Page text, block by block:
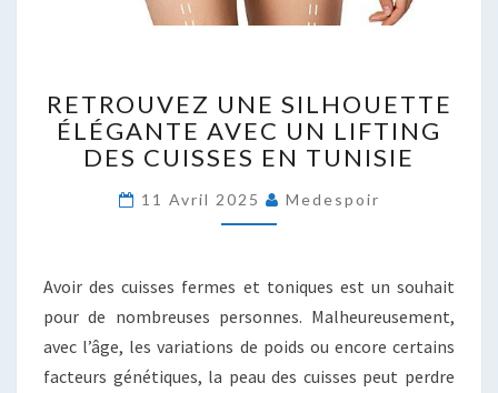
UNE
SILHOUETTE
ÉLÉGANTE
UN
LIFTING
EN
TUNISIE
RETROUVEZ UNE SILHOUETTE
ÉLÉGANTE AVEC UN LIFTING
DES CUISSES EN TUNISIE
11 Avril 2025 Medespoir
Avoir des cuisses fermes et toniques est un souhait
pour de nombreuses personnes. Malheureusement,
avec l’âge, les variations de poids ou encore certains
facteurs génétiques, la peau des cuisses peut perdre